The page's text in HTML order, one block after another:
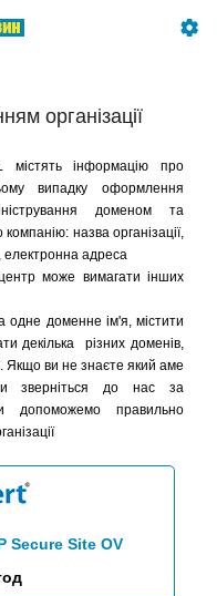
організації
містять інформацію про
випадку оформлення
доменом та
назва організації,
електронна адреса
може вимагати інших
одне доменне ім'я, містити
декілька різних доменів,
Якщо ви не знаєте який аме
зверніться до нас за
допоможемо правильно
Secure Site OV